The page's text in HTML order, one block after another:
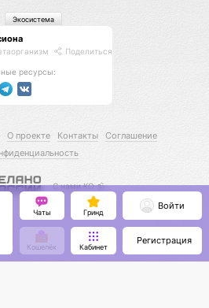
Поделиться
ресурсы:
Экосистема
О проекте Контакты
Соглашение
С нами КО 🕉️
Чаты Гринд
Кошелёк Кабинет
Войти
Регистрация